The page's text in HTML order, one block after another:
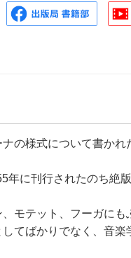
の様式について書かれ
年に刊行されたのち絶
モテット、フーガにも
てばかりでなく、音楽